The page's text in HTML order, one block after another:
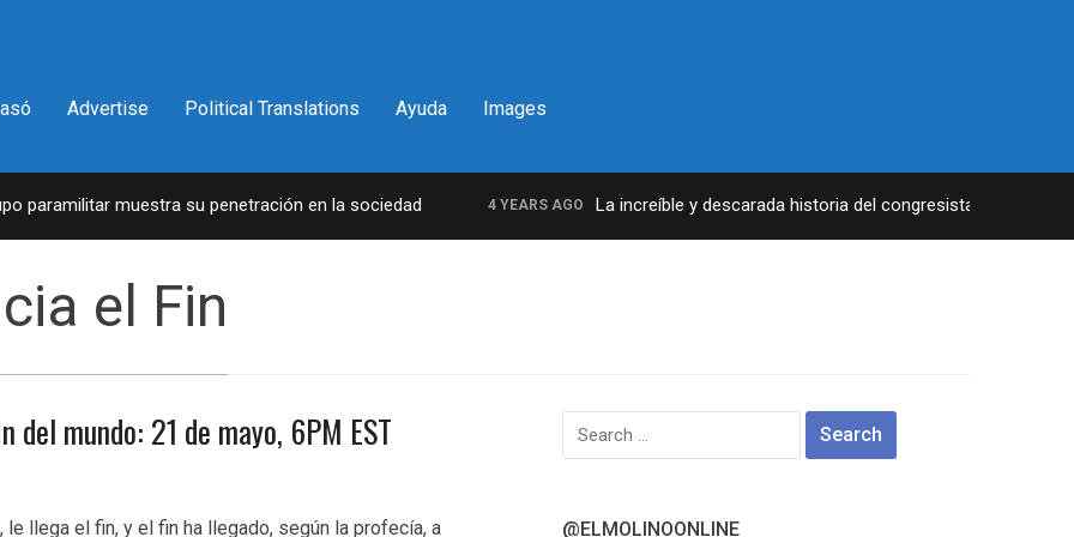
Advertise Political Translations Ayuda Images
muestra su penetración en la sociedad 4 YEARS AGO La increíble y descarada historia del congresista por NY George
el Fin
del mundo: 21 de mayo, 6PM EST
le llega el fin, y el fin ha llegado, según la profecía, a
Search
for:
@ELMOLINOONLINE